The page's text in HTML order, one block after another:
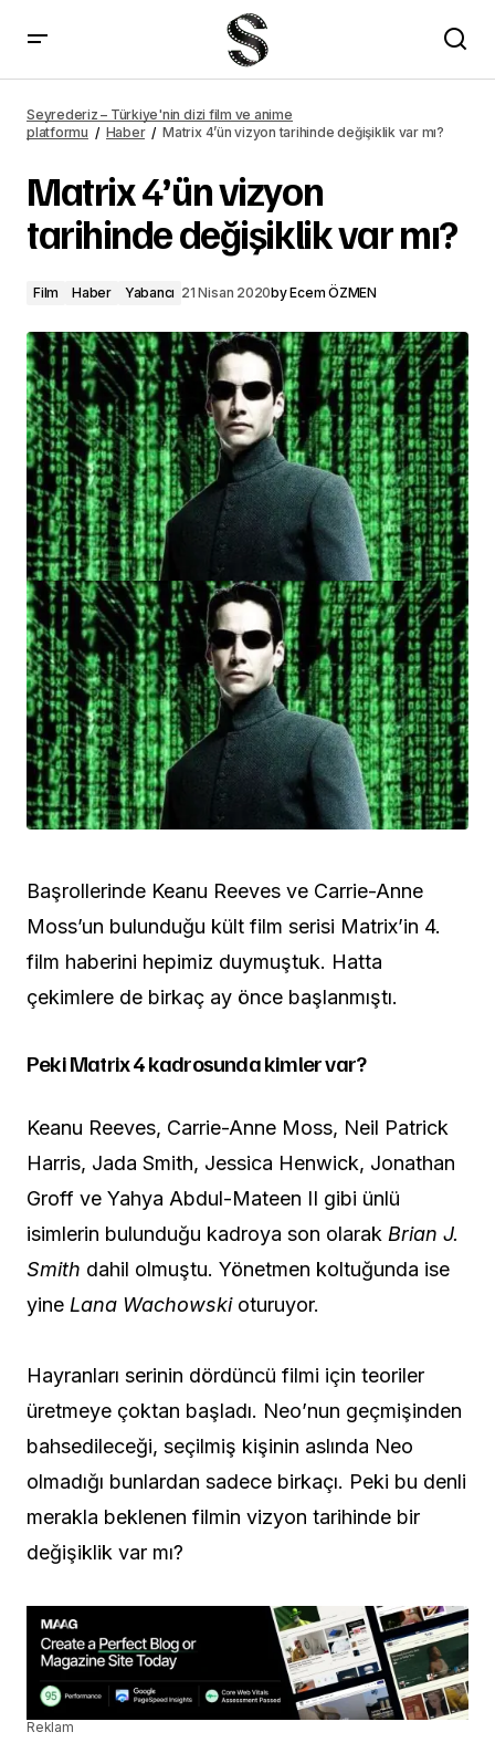
Seyrederiz – Türkiye'nin dizi film ve anime
platformu
Haber Matrix 4’ün vizyon tarihinde değişiklik var mı?
Matrix 4’ün vizyon
tarihinde değişiklik var mı?
Film Haber Yabancı 21 Nisan 2020byEcem ÖZMEN
Başrollerinde Keanu Reeves ve Carrie-Anne
Moss’un bulunduğu kült film serisi Matrix’in 4.
film haberini hepimiz duymuştuk. Hatta
çekimlere de birkaç ay önce başlanmıştı.
Peki Matrix 4 kadrosunda kimler var?
Keanu Reeves, Carrie-Anne Moss, Neil Patrick
Harris, Jada Smith, Jessica Henwick, Jonathan
Groff ve Yahya Abdul-Mateen II gibi ünlü
isimlerin bulunduğu kadroya son olarak Brian J.
Smith dahil olmuştu. Yönetmen koltuğunda ise
yine Lana Wachowskioturuyor.
Hayranları serinin dördüncü filmi için teoriler
üretmeye çoktan başladı. Neo’nun geçmişinden
bahsedileceği, seçilmiş kişinin aslında Neo
olmadığı bunlardan sadece birkaçı. Peki bu denli
merakla beklenen filmin vizyon tarihinde bir
değişiklik var mı?
Reklam